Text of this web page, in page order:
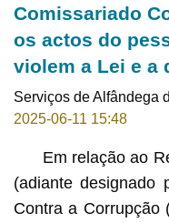
Comissariado
os actos do
violem a Lei e a
Serviços de Alfândega
2025-06-11 15:48
Em relação ao
(adiante designado
Contra a Corrupção